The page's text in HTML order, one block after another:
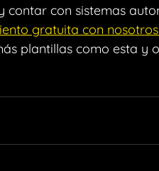
contar con sistemas
gratuita con
plantillas como esta y